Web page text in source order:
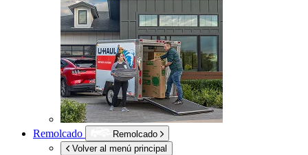
Remolcado
Remolcado
Volver al menú principal